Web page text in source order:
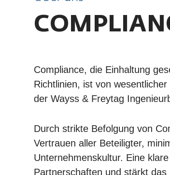
Compliance, die Einhaltung
Richtlinien, ist von
der Wayss & Freytag
Durch strikte Befolgung von
Vertrauen aller Beteiligter,
Unternehmenskultur. Eine
Partnerschaften und stärkt